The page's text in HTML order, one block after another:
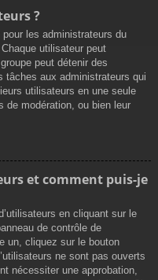
?
les administrateurs du
utilisateur peut
peut détenir des
tâches aux administrateurs qui
utilisateurs en une seule
de modération, ou bien leur
et comment puis-je
en cliquant sur le
de contrôle de
un, cliquez sur le bouton
ne sont pas ouverts
nécessiter une approbation,